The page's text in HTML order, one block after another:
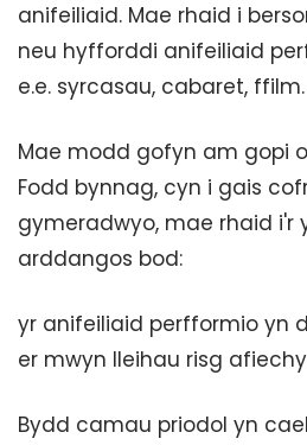
anifeiliaid. Mae rhaid i
neu hyfforddi anifeiliaid
e.e. syrcasau, cabaret, ffilm.
Mae modd gofyn am gopi
Fodd bynnag, cyn i gais
gymeradwyo, mae rhaid i'r
arddangos bod:
yr anifeiliaid perfformio yn
er mwyn lleihau risg
Bydd camau priodol yn